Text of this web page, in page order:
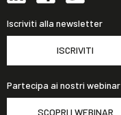
Iscriviti alla newsletter
ISCRIVITI
Partecipa ai nostri webinar
SCOPRI I WEBINAR